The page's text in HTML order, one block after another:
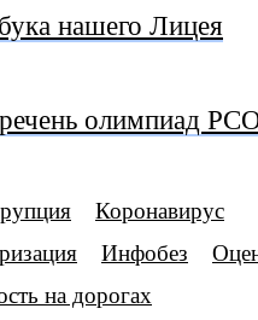
нашего Лицея
олимпиад
Коронавирус
Инфобез
на дорогах